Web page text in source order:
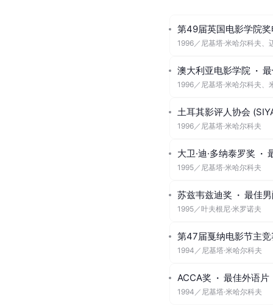
第49届英国电影学院
1996／ 尼基塔·米哈尔科夫、
澳大利亚电影学院 ·
1996／ 尼基塔·米哈尔科夫、
土耳其影评人协会
1996／ 尼基塔·米哈尔科夫
大卫·迪·多纳泰罗奖 ·
1995／ 尼基塔·米哈尔科夫
苏兹韦兹迪奖 · 最佳
1995／叶夫根尼·米罗诺夫
第47届戛纳电影节主
1994 ／ 尼基塔·米哈尔科夫
ACCA奖 · 最佳外语片
1994 ／ 尼基塔·米哈尔科夫